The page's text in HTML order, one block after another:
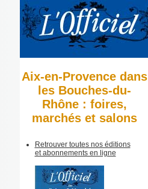
Aix-en-Provence dans
les Bouches-du-
Rhône : foires,
marchés et salons
Retrouver toutes nos éditions
et abonnements en ligne